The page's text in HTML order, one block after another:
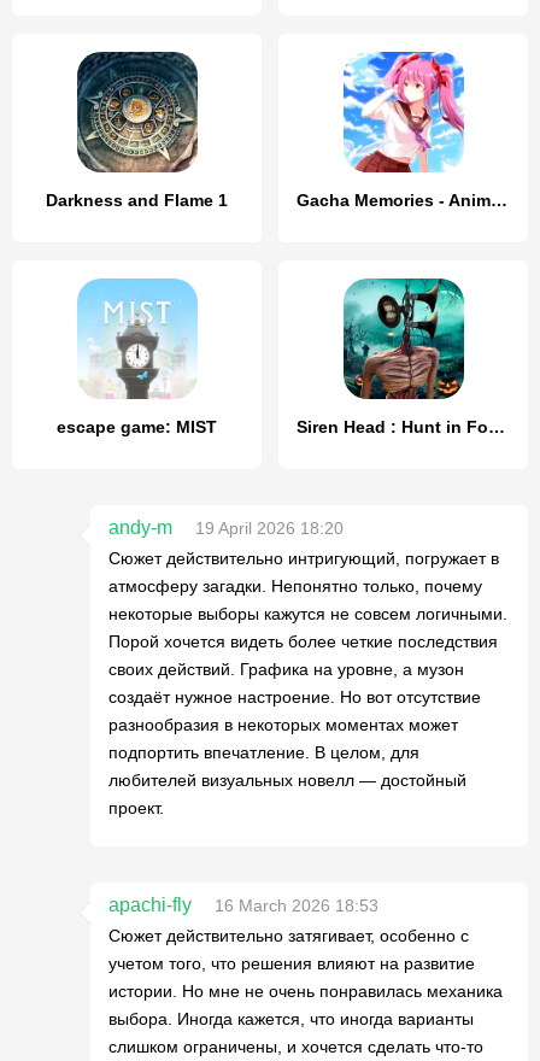
Darkness and Flame 1 Gacha Memories - Anime Visual
escape game: MIST Siren Head : Hunt in Forest
andy-m
19 April 2026 18:20
Сюжет действительно интригующий, погружает в
атмосферу загадки. Непонятно только, почему
некоторые выборы кажутся не совсем логичными.
Порой хочется видеть более четкие последствия
своих действий. Графика на уровне, а музон
создаёт нужное настроение. Но вот отсутствие
разнообразия в некоторых моментах может
подпортить впечатление. В целом, для
любителей визуальных новелл — достойный
проект.
apachi-fly
16 March 2026 18:53
Сюжет действительно затягивает, особенно с
учетом того, что решения влияют на развитие
истории. Но мне не очень понравилась механика
выбора. Иногда кажется, что иногда варианты
слишком ограничены, и хочется сделать что-то